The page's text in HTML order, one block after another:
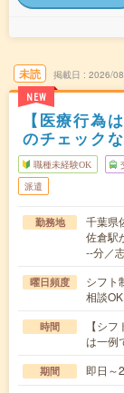
未読
NEW
掲載日 2026/
【医療行為
のチェック
職種未経験OK
派遣
勤務地
千葉県
佐倉駅
--分／
曜日頻度
シフト
相談OK
時間
【シ
は一例
期間 即日～